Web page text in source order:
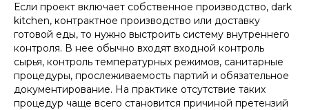
Если проект включает собственное производство, dark
kitchen, контрактное производство или доставку
готовой еды, то нужно выстроить систему внутреннего
контроля. В нее обычно входят входной контроль
сырья, контроль температурных режимов, санитарные
процедуры, прослеживаемость партий и обязательное
документирование. На практике отсутствие таких
процедур чаще всего становится причиной претензий